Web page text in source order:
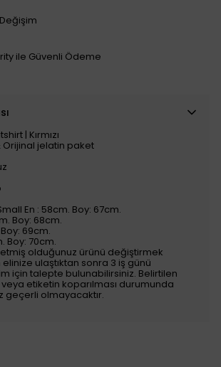
ile Güvenli Ödeme
| Kırmızı
Orijinal jelatin paket
En : 58cm. Boy: 67cm.
Boy: 68cm.
69cm.
Boy: 70cm.
olduğunuz ürünü değiştirmek
elinize ulaştıktan sonra 3 iş günü
için talepte bulunabilirsiniz. Belirtilen
veya etiketin koparılması durumunda
geçerli olmayacaktır.